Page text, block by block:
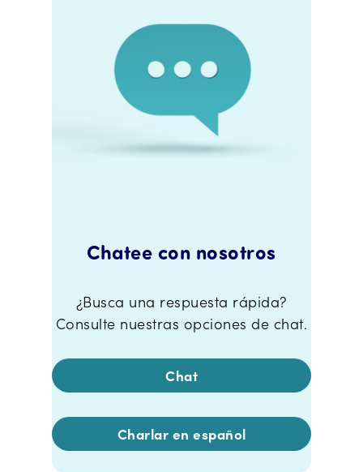
Chatee con nosotros
¿Busca una respuesta rápida?
Consulte nuestras opciones de chat.
Chat
Charlar en español